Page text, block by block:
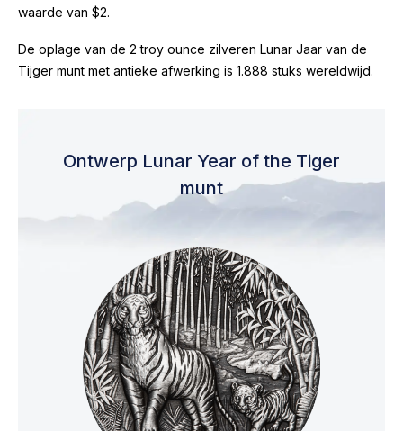
waarde van $2.
De oplage van de 2 troy ounce zilveren Lunar Jaar van de
Tijger munt met antieke afwerking is 1.888 stuks wereldwijd.
Ontwerp Lunar Year of the Tiger
munt